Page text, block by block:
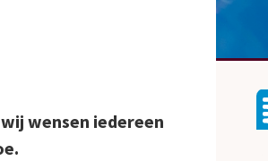
wensen iedereen